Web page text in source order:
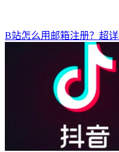
B站怎么用邮箱注册？超